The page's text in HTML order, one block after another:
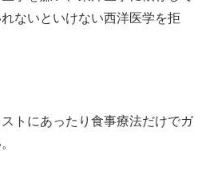
ないといけない西洋医学を拒
トにあったり食事療法だけでガ